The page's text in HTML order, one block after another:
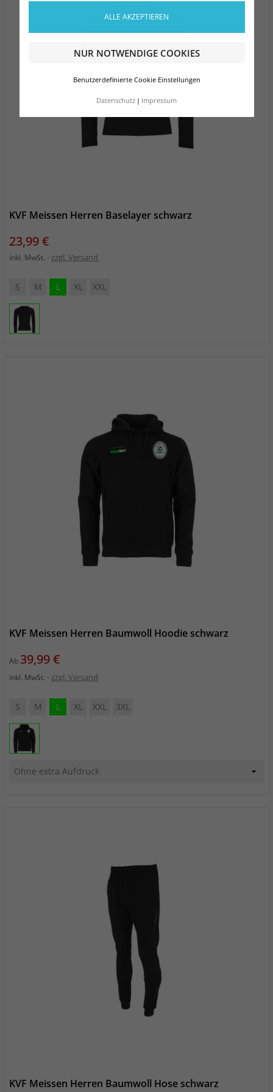
ALLE AKZEPTIEREN
NUR NOTWENDIGE COOKIES
Benutzerdefinierte Cookie Einstellungen
Datenschutz Impressum
KVF Meissen Herren Baselayer schwarz
Preis
23,99 €
inkl. MwSt. zzgl. Versand
S M L XL XXL
KVF Meissen Herren Baumwoll Hoodie schwarz
Ab Preis
39,99 €
inkl. MwSt. zzgl. Versand
S M L XL XXL 3XL
KVF Meissen Herren Baumwoll Hose schwarz